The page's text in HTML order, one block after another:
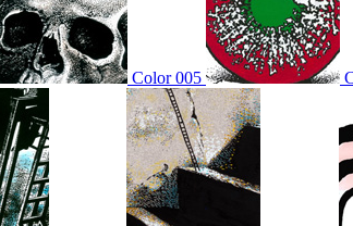
Color 005